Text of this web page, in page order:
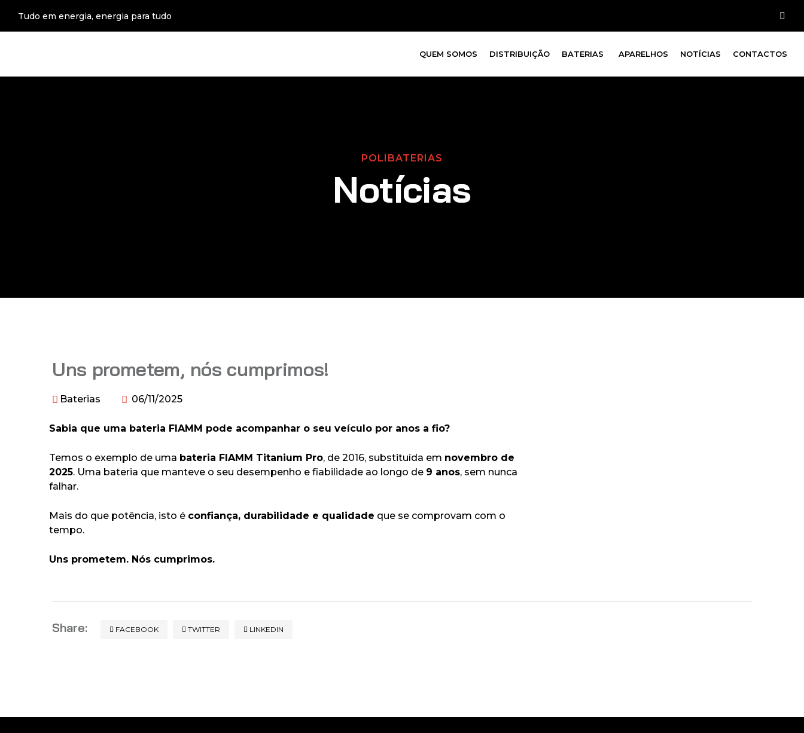
Tudo em energia, energia para tudo
QUEM SOMOS DISTRIBUIÇÃO BATERIAS APARELHOS NOTÍCIAS CONTACTOS
POLIBATERIAS
Notícias
Uns prometem, nós cumprimos!
Baterias 06/11/2025
Sabia que uma bateria FIAMM pode acompanhar o seu veículo por anos a fio?
Temos o exemplo de uma bateria FIAMM Titanium Pro, de 2016, substituída em novembro de
2025. Uma bateria que manteve o seu desempenho e fiabilidade ao longo de 9 anos, sem nunca
falhar.
Mais do que potência, isto é confiança, durabilidade e qualidade que se comprovam com o
tempo.
Uns prometem. Nós cumprimos.
Share: FACEBOOK TWITTER LINKEDIN